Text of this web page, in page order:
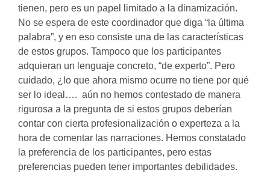
tienen, pero es un papel limitado a la dinamización.
No se espera de este coordinador que diga “la última
palabra”, y en eso consiste una de las características
de estos grupos. Tampoco que los participantes
adquieran un lenguaje concreto, “de experto”. Pero
cuidado, ¿lo que ahora mismo ocurre no tiene por qué
ser lo ideal…. aún no hemos contestado de manera
rigurosa a la pregunta de si estos grupos deberían
contar con cierta profesionalización o experteza a la
hora de comentar las narraciones. Hemos constatado
la preferencia de los participantes, pero estas
preferencias pueden tener importantes debilidades.